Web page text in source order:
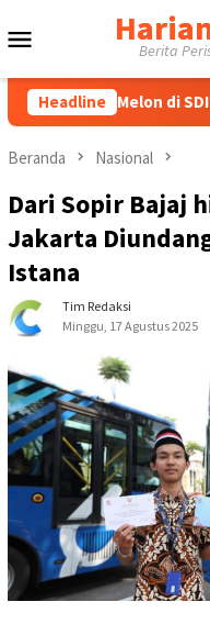
ke
Berita
Headline
Melon di SDIT Mutiara
Beranda Nasional
Dari Sopir Bajaj
Jakarta
Istana
Tim Redaksi
Minggu, 17 Agustus 2025